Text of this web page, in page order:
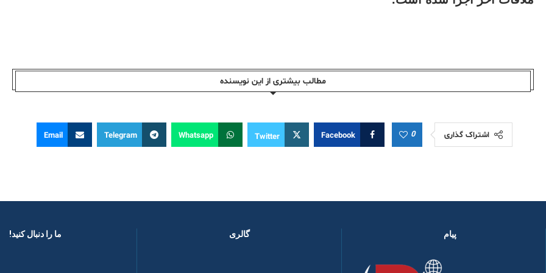
مطالب بیشتری از این نویسندە
اشتراک گذاری 0
Facebook
Twitter
Whatsapp
Telegram
Email
پیام گالری ما را دنبال کنید! ​